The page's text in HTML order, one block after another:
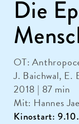
Die
OT:
J. Baichwal, E.
2018 | 87 min
Mit: Hannes
Kinostart: